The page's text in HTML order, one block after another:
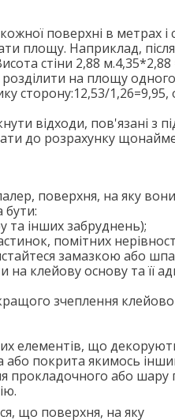
поверхні в метрах і
площу. Наприклад,
стіни 2,88 м.4,35*2,88
на площу
сторону:12,53/
відходи, пов'язані з
до розрахунку
поверхня, на яку вони
та інших забруднень);
помітних
замазкою або
клейову основу та її
зчеплення
елементів, що
або покрита якимось
прокладочного або шару
що поверхня, на яку